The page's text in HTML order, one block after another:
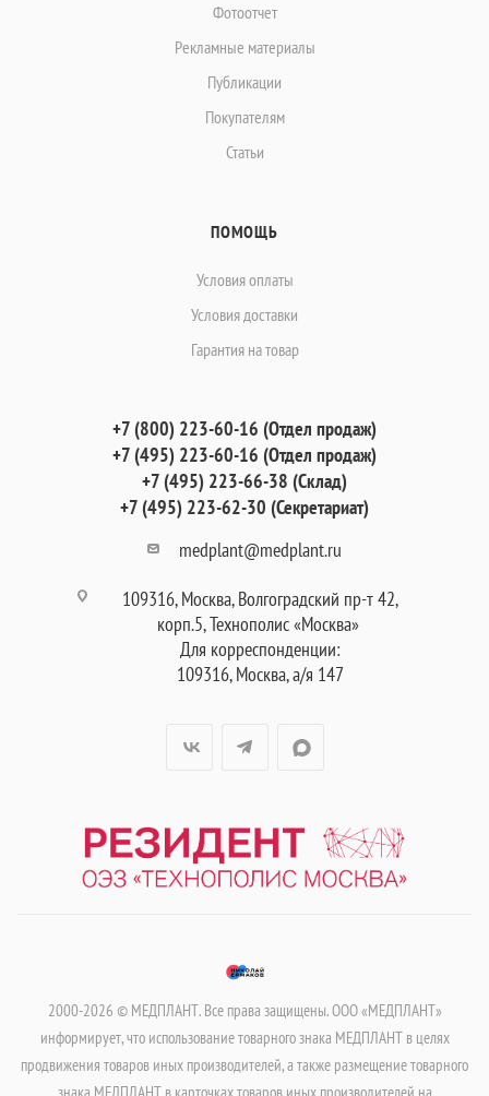
Фотоотчет
Рекламные материалы
Публикации
Покупателям
Статьи
ПОМОЩЬ
Условия оплаты
Условия доставки
Гарантия на товар
+7 (800) 223-60-16 (Отдел продаж)
+7 (495) 223-60-16 (Отдел продаж)
+7 (495) 223-66-38 (Склад)
+7 (495) 223-62-30 (Секретариат)
medplant@medplant.ru
109316, Москва, Волгоградский пр-т 42,
корп.5, Технополис «Москва»
Для корреспонденции:
109316, Москва, а/я 147
2000-2026 © МЕДПЛАНТ. Все права защищены. ООО «МЕДПЛАНТ»
информирует, что использование товарного знака МЕДПЛАНТ в целях
продвижения товаров иных производителей, а также размещение товарного